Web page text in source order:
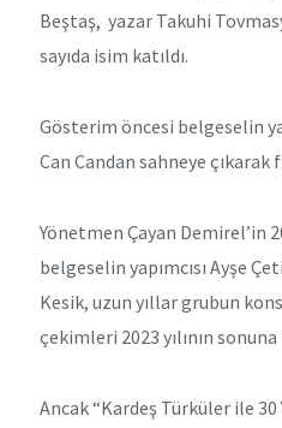
Beştaş, yazar Takuhi
sayıda isim katıldı.
Gösterim öncesi belgeselin
Can Candan sahneye
Yönetmen Çayan Demirel’in
belgeselin yapımcısı Ayşe
Kesik, uzun yıllar grubun
çekimleri 2023 yılının
Ancak “Kardeş Türküler ile